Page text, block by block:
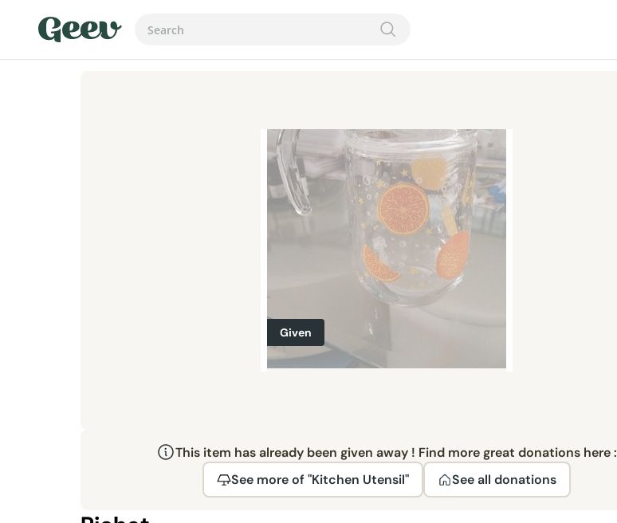
Given
This item has already been given away ! Find more great donations here :
See more of "Kitchen Utensil"
See all donations